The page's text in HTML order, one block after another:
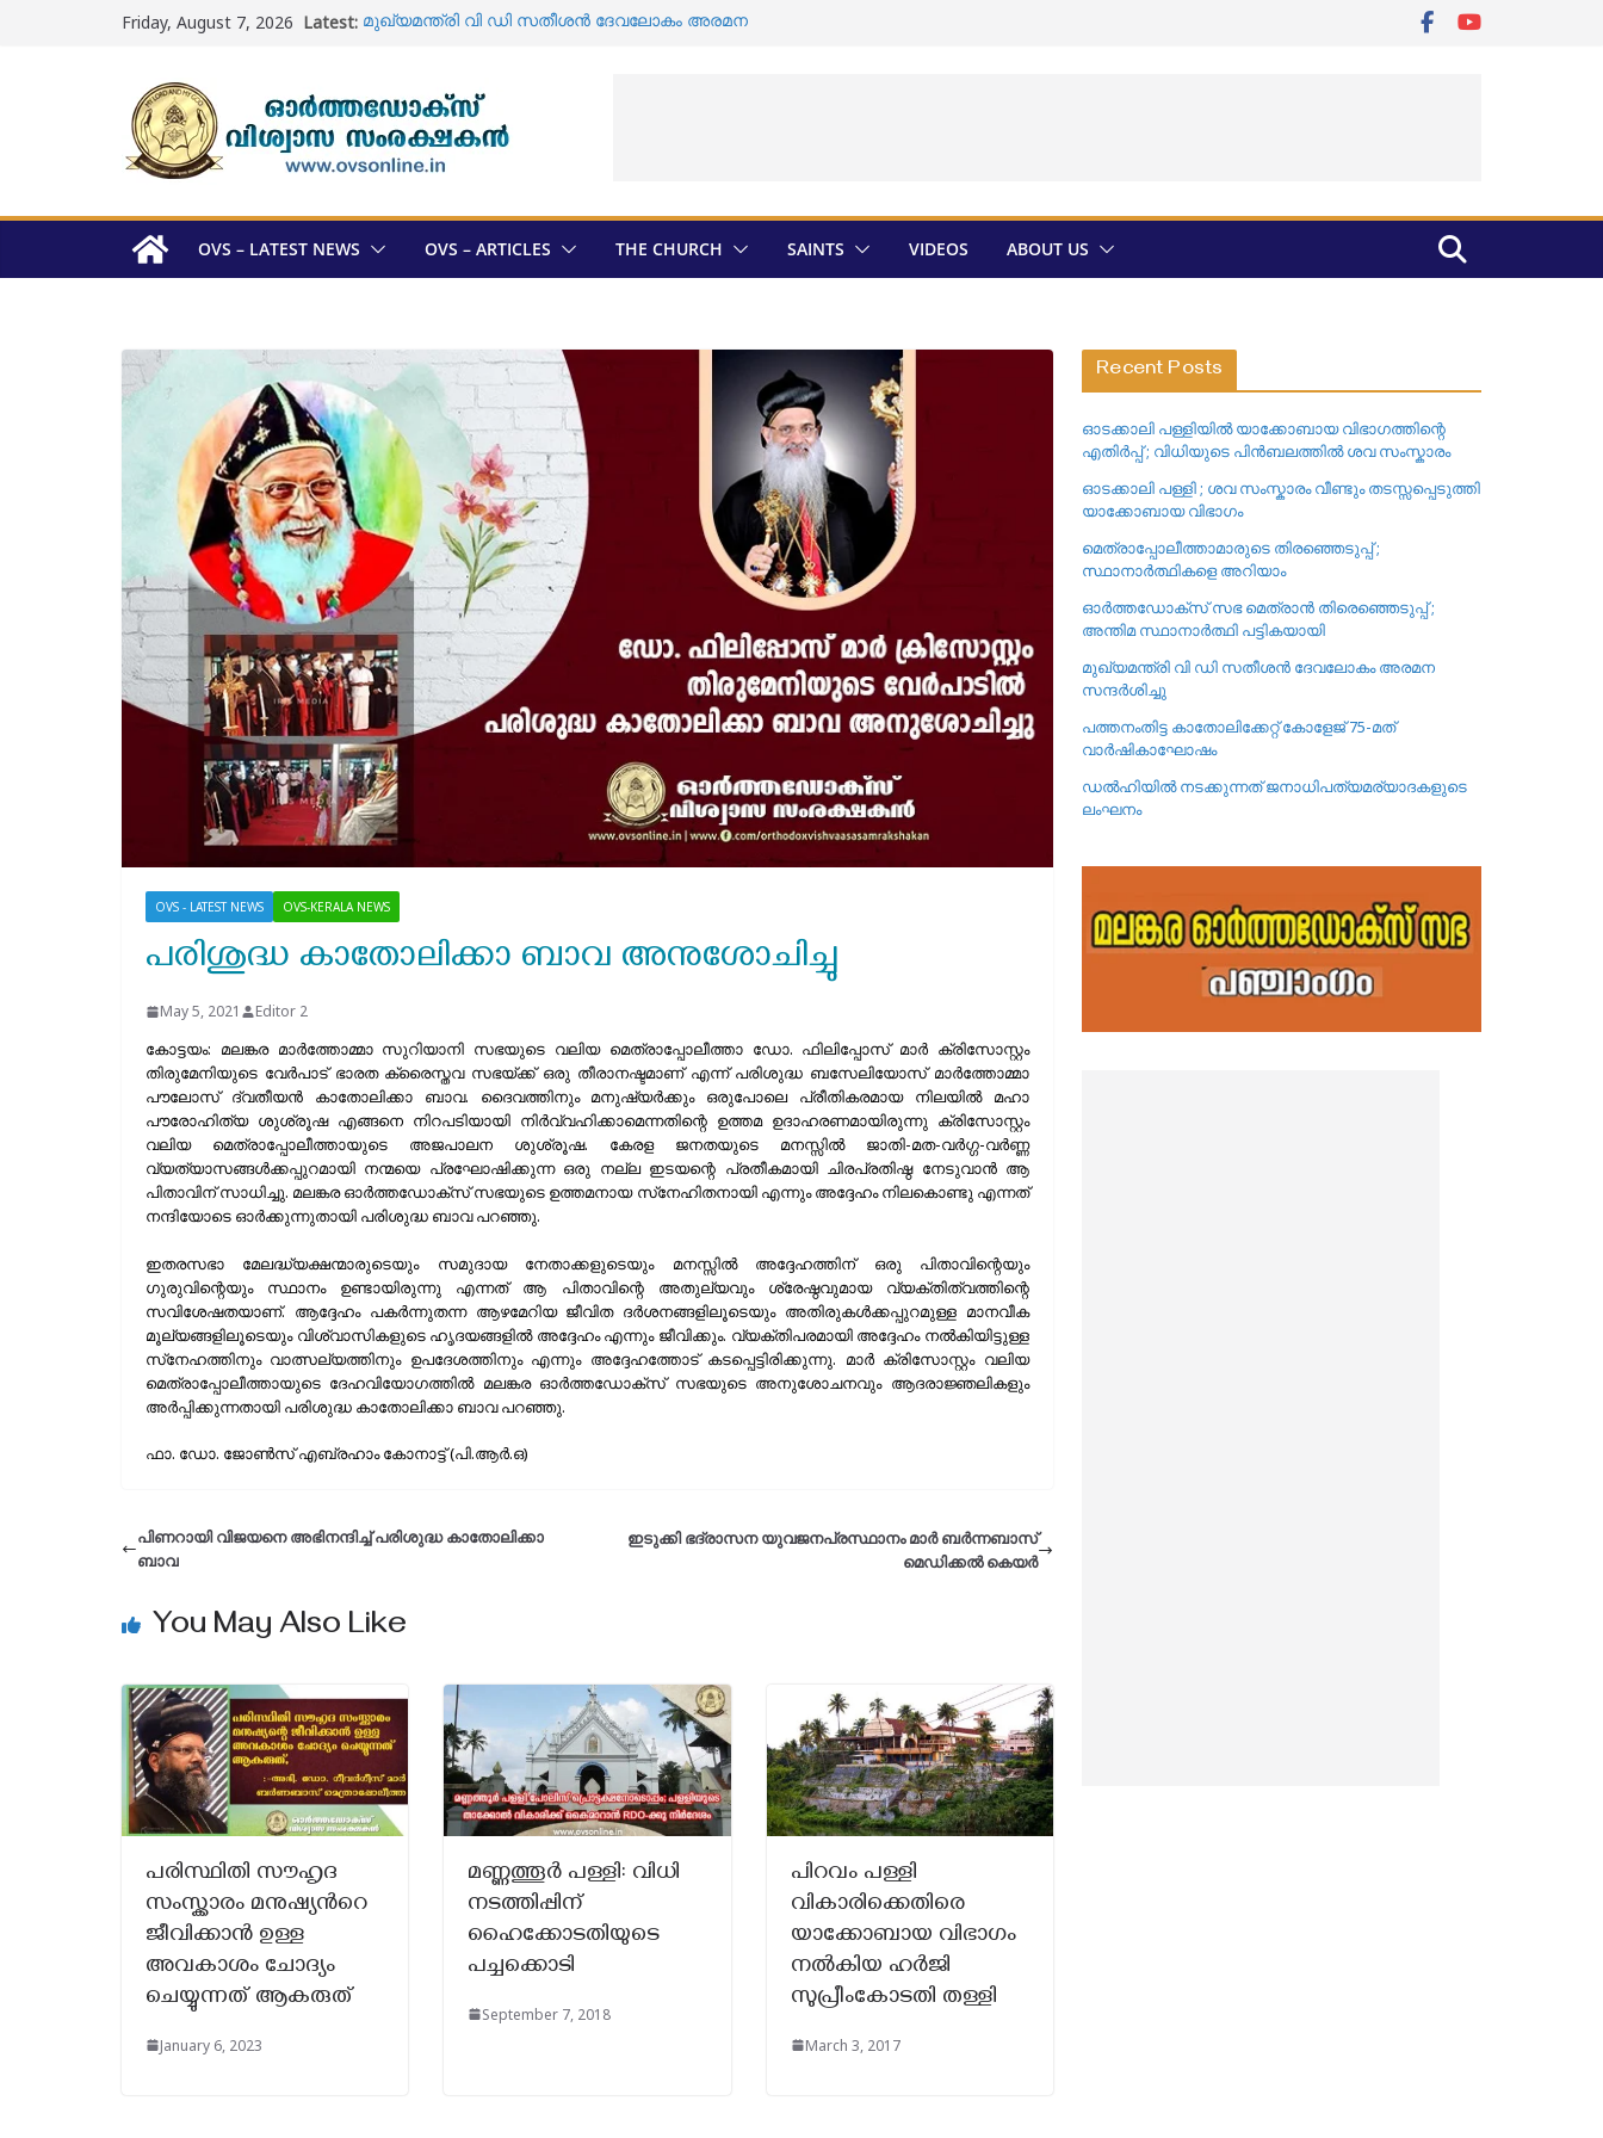
Friday, August 7, 2026 Latest: മുഖ്യമന്ത്രി വി ഡി സതീശൻ ദേവലോകം അരമന
വിധിയുടെ പിൻബലത്തിൽ ശവ സംസ്കാരം
ഓടക്കാലി പള്ളി ; ശവ സംസ്കാരം വീണ്ടും തടസ്സപ്പെടുത്തി
യാക്കോബായ വിഭാഗം
മെത്രാപ്പോലീത്താമാരുടെ തിരഞ്ഞെടുപ്പ് ; സ്ഥാനാർത്ഥികളെ
ഓർത്തഡോക്സ് സഭ മെത്രാൻ തിരെഞ്ഞെടുപ്പ് ; അന്തിമ
OVS – LATEST NEWS OVS – ARTICLES THE CHURCH SAINTS VIDEOS ABOUT US
OVS - LATEST NEWS OVS-KERALA NEWS
പരിശുദ്ധ കാതോലിക്കാ ബാവ അനുശോചിച്ചു
May 5, 2021 Editor 2
കോട്ടയം: മലങ്കര മാര്‍ത്തോമ്മാ സുറിയാനി സഭയുടെ വലിയ മെത്രാപ്പോലീത്താ ഡോ. ഫിലിപ്പോസ് മാര്‍ ക്രിസോസ്റ്റം
തിരുമേനിയുടെ വേര്‍പാട് ഭാരത ക്രൈസ്തവ സഭയ്ക്ക് ഒരു തീരാനഷ്ടമാണ് എന്ന് പരിശുദ്ധ ബസേലിയോസ് മാര്‍ത്തോമ്മാ
പൗലോസ് ദ്വതീയന്‍ കാതോലിക്കാ ബാവ. ദൈവത്തിനും മനുഷ്യര്‍ക്കും ഒരുപോലെ പ്രീതികരമായ നിലയില്‍ മഹാ
പൗരോഹിത്യ ശുശ്രൂഷ എങ്ങനെ നിറപടിയായി നിര്‍വ്വഹിക്കാമെന്നതിന്റെ ഉത്തമ ഉദാഹരണമായിരുന്നു ക്രിസോസ്റ്റം
വലിയ മെത്രാപ്പോലീത്തായുടെ അജപാലന ശുശ്രൂഷ. കേരള ജനതയുടെ മനസ്സില്‍ ജാതി-മത-വര്‍ഗ്ഗ-വര്‍ണ്ണ
വ്യത്യാസങ്ങള്‍ക്കപ്പുറമായി നന്മയെ പ്രഘോഷിക്കുന്ന ഒരു നല്ല ഇടയന്റെ പ്രതീകമായി ചിരപ്രതിഷ്ഠ നേടുവാന്‍ ആ
പിതാവിന് സാധിച്ചു. മലങ്കര ഓര്‍ത്തഡോക്‌സ് സഭയുടെ ഉത്തമനായ സ്‌നേഹിതനായി എന്നും അദ്ദേഹം നിലകൊണ്ടു എന്നത്
നന്ദിയോടെ ഓര്‍ക്കുന്നുതായി പരിശുദ്ധ ബാവ പറഞ്ഞു.
ഇതരസഭാ മേലദ്ധ്യക്ഷന്മാരുടെയും സമുദായ നേതാക്കളുടെയും മനസ്സില്‍ അദ്ദേഹത്തിന് ഒരു പിതാവിന്റെയും
ഗുരുവിന്റെയും സ്ഥാനം ഉണ്ടായിരുന്നു എന്നത് ആ പിതാവിന്റെ അതുല്യവും ശ്രേഷ്ഠവുമായ വ്യക്തിത്വത്തിന്റെ
സവിശേഷതയാണ്. ആദ്ദേഹം പകര്‍ന്നുതന്ന ആഴമേറിയ ജീവിത ദര്‍ശനങ്ങളിലൂടെയും അതിരുകള്‍ക്കപ്പുറമുള്ള മാനവീക
മൂല്യങ്ങളിലൂടെയും വിശ്വാസികളുടെ ഹൃദയങ്ങളില്‍ അദ്ദേഹം എന്നും ജീവിക്കും. വ്യക്തിപരമായി അദ്ദേഹം നല്‍കിയിട്ടുള്ള
സ്‌നേഹത്തിനും വാത്സല്യത്തിനും ഉപദേശത്തിനും എന്നും അദ്ദേഹത്തോട് കടപ്പെട്ടിരിക്കുന്നു. മാര്‍ ക്രിസോസ്റ്റം വലിയ
മെത്രാപ്പോലീത്തായുടെ ദേഹവിയോഗത്തില്‍ മലങ്കര ഓര്‍ത്തഡോക്‌സ് സഭയുടെ അനുശോചനവും ആദരാജ്ഞലികളും
അര്‍പ്പിക്കുന്നതായി പരിശുദ്ധ കാതോലിക്കാ ബാവ പറഞ്ഞു.
ഫാ. ഡോ. ജോണ്‍സ് എബ്രഹാം കോനാട്ട് (പി.ആര്‍.ഒ)
പിണറായി വിജയനെ അഭിനന്ദിച്ച് പരിശുദ്ധ കാതോലിക്കാ
ബാവ
ഇടുക്കി ഭദ്രാസന യുവജനപ്രസ്ഥാനം മാർ ബർന്നബാസ്
മെഡിക്കൽ കെയർ
You May Also Like
പരിസ്ഥിതി സൗഹൃദ
സംസ്ക്കാരം മനുഷ്യൻറെ
ജീവിക്കാൻ ഉള്ള
അവകാശം ചോദ്യം
ചെയ്യുന്നത് ആകരുത്
January 6, 2023
മണ്ണത്തൂർ പള്ളി: വിധി
നടത്തിപ്പിന്
ഹൈക്കോടതിയുടെ
പച്ചക്കൊടി
September 7, 2018
പിറവം പള്ളി
വികാരിക്കെതിരെ
യാക്കോബായ വിഭാഗം
നല്‍കിയ ഹര്‍ജി
സുപ്രീംകോടതി തള്ളി
March 3, 2017
Recent Posts
ഓടക്കാലി പള്ളിയിൽ യാക്കോബായ വിഭാഗത്തിന്റെ
എതിർപ്പ് ; വിധിയുടെ പിൻബലത്തിൽ ശവ സംസ്കാരം
ഓടക്കാലി പള്ളി ; ശവ സംസ്കാരം വീണ്ടും തടസ്സപ്പെടുത്തി
യാക്കോബായ വിഭാഗം
മെത്രാപ്പോലീത്താമാരുടെ തിരഞ്ഞെടുപ്പ് ;
സ്ഥാനാർത്ഥികളെ അറിയാം
ഓർത്തഡോക്സ് സഭ മെത്രാൻ തിരെഞ്ഞെടുപ്പ് ;
അന്തിമ സ്ഥാനാർത്ഥി പട്ടികയായി
മുഖ്യമന്ത്രി വി ഡി സതീശൻ ദേവലോകം അരമന
സന്ദർശിച്ചു
പത്തനംതിട്ട കാതോലിക്കേറ്റ്‌ കോളേജ്‌ 75-മത്
വാർഷികാഘോഷം
ഡൽഹിയിൽ നടക്കുന്നത് ജനാധിപത്യമര്യാദകളുടെ
ലംഘനം